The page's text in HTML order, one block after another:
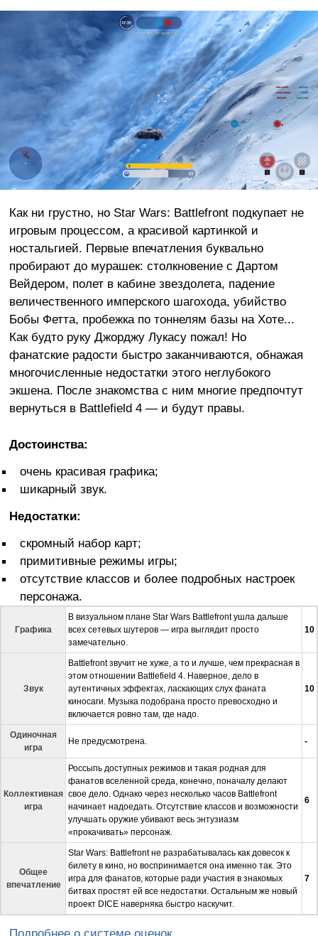
Как ни грустно, но Star Wars: Battlefront подкупает не
игровым процессом, а красивой картинкой и
ностальгией. Первые впечатления буквально
пробирают до мурашек: столкновение с Дартом
Вейдером, полет в кабине звездолета, падение
величественного имперского шагохода, убийство
Бобы Фетта, пробежка по тоннелям базы на Хоте...
Как будто руку Джорджу Лукасу пожал! Но
фанатские радости быстро заканчиваются, обнажая
многочисленные недостатки этого неглубокого
экшена. После знакомства с ним многие предпочтут
вернуться в Battlefield 4 — и будут правы.
Достоинства:
очень красивая графика;
шикарный звук.
Недостатки:
скромный набор карт;
примитивные режимы игры;
отсутствие классов и более подробных настроек
персонажа.
Графика
В визуальном плане Star Wars Battlefront ушла дальше
всех сетевых шутеров — игра выглядит просто
замечательно.
10
Звук
Battlefront звучит не хуже, а то и лучше, чем прекрасная в
этом отношении Battlefield 4. Наверное, дело в
аутентичных эффектах, ласкающих слух фаната
киносаги. Музыка подобрана просто превосходно и
включается ровно там, где надо.
10
Одиночная
игра
Не предусмотрена. -
Коллективная
игра
Россыпь доступных режимов и такая родная для
фанатов вселенной среда, конечно, поначалу делают
свое дело. Однако через несколько часов Battlefront
начинает надоедать. Отсутствие классов и возможности
улучшать оружие убивают весь энтузиазм
«прокачивать» персонаж.
6
Общее
впечатление
Star Wars: Battlefront не разрабатывалась как довесок к
билету в кино, но воспринимается она именно так. Это
игра для фанатов, которые ради участия в знакомых
битвах простят ей все недостатки. Остальным же новый
проект DICE наверняка быстро наскучит.
7
Подробнее о системе оценок